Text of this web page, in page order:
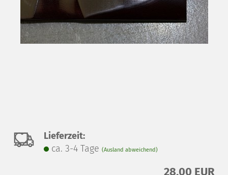
Auf
den
Lieferzeit:
ca. 3-4 Tage(Ausland abweichend)
28,00 EUR